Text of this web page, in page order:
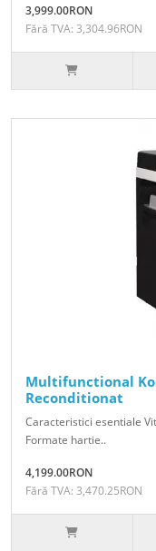
3,999.00RON
Fără TVA: 3,304.96RON
Multifunctional
Reconditionat
Caracteristici esentiale
Formate hartie..
4,199.00RON
Fără TVA: 3,470.25RON